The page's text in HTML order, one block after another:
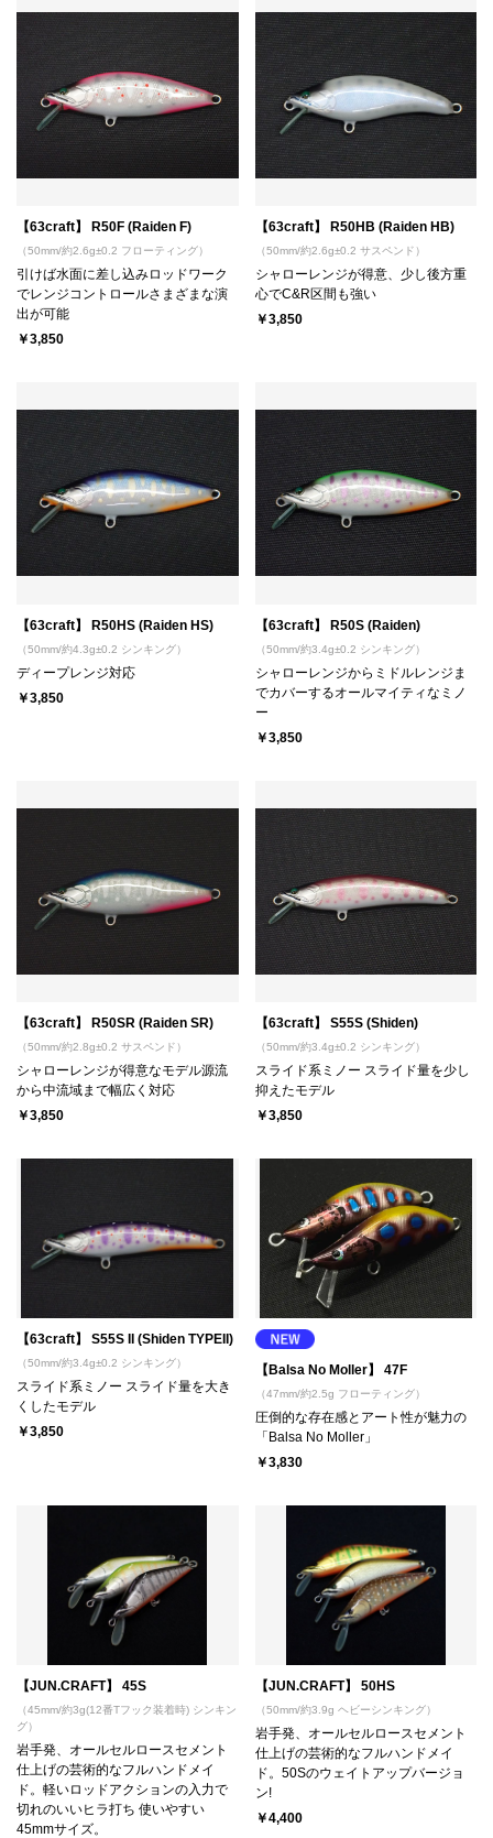
【63craft】 R50F (Raiden F)
（50mm/約2.6g±0.2 フローティング）
引けば水面に差し込みロッドワーク
でレンジコントロールさまざまな演
出が可能
￥3,850
【63craft】 R50HB (Raiden HB)
（50mm/約2.6g±0.2 サスペンド）
シャローレンジが得意、少し後方重
心でC&R区間も強い
￥3,850
【63craft】 R50HS (Raiden HS)
（50mm/約4.3g±0.2 シンキング）
ディープレンジ対応
￥3,850
【63craft】 R50S (Raiden)
（50mm/約3.4g±0.2 シンキング）
シャローレンジからミドルレンジま
でカバーするオールマイティなミノ
ー
￥3,850
【63craft】 R50SR (Raiden SR)
（50mm/約2.8g±0.2 サスペンド）
シャローレンジが得意なモデル源流
から中流域まで幅広く対応
￥3,850
【63craft】 S55S (Shiden)
（50mm/約3.4g±0.2 シンキング）
スライド系ミノー スライド量を少し
抑えたモデル
￥3,850
【63craft】 S55S II (Shiden TYPEII)
（50mm/約3.4g±0.2 シンキング）
スライド系ミノー スライド量を大き
くしたモデル
￥3,850
【Balsa No Moller】 47F
（47mm/約2.5g フローティング）
圧倒的な存在感とアート性が魅力の
「Balsa No Moller」
￥3,830
【JUN.CRAFT】 45S
（45mm/約3g(12番Tフック装着時) シンキン
グ）
岩手発、オールセルロースセメント
仕上げの芸術的なフルハンドメイ
ド。軽いロッドアクションの入力で
切れのいいヒラ打ち 使いやすい
45mmサイズ。
【JUN.CRAFT】 50HS
（50mm/約3.9g ヘビーシンキング）
岩手発、オールセルロースセメント
仕上げの芸術的なフルハンドメイ
ド。50Sのウェイトアップバージョ
ン!
￥4,400